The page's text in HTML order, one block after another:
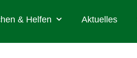
& Helfen Aktuelles